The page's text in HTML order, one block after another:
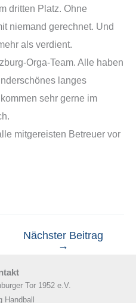
dritten Platz. Ohne
niemand gerechnet. Und
als verdient.
Orga-Team. Alle haben
langes
sehr gerne im
mitgereisten Betreuer vor
Nächster Beitrag
→
Tor 1952 e.V.
Handball